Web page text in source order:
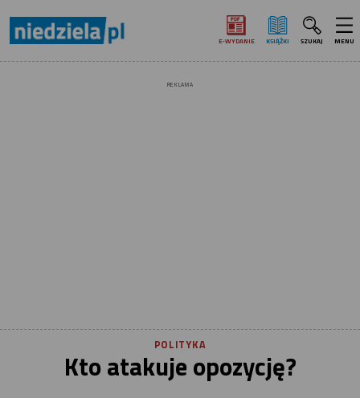
E‑WYDANIE KSIĄŻKI SZUKAJ MENU
REKLAMA
POLITYKA
Kto atakuje opozycję?